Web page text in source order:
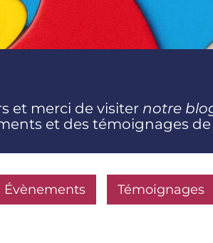
et merci de visiter notre
et des témoignages
Évènements Témoignages